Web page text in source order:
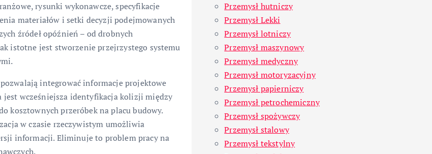
rysunki wykonawcze, specyfikacje
materiałów i setki decyzji podejmowanych
źródeł opóźnień – od drobnych
istotne jest stworzenie przejrzystego systemu
integrować informacje projektowe
wcześniejsza identyfikacja kolizji między
kosztownych przeróbek na placu budowy.
w czasie rzeczywistym umożliwia
informacji. Eliminuje to problem pracy na
Przemysł hutniczy
Przemysł Lekki
Przemysł lotniczy
Przemysł maszynowy
Przemysł medyczny
Przemysł motoryzacyjny
Przemysł papierniczy
Przemysł petrochemiczny
Przemysł spożywczy
Przemysł stalowy
Przemysł tekstylny